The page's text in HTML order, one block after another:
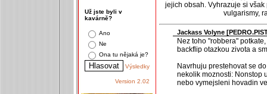
Už jste byli v
kavárně?
Ano
Ne
Ona tu nějaká je?
Výsledky
Version 2.02
jejich obsah. Vyhrazuje si
vulgarismy,
Jackass Volyne [
Nez toho "robbera"
backflip otazkou zivota a
Navrhuju prestehovat se
nekolik moznosti: Nonstop
nebo vymejsleni hovadin